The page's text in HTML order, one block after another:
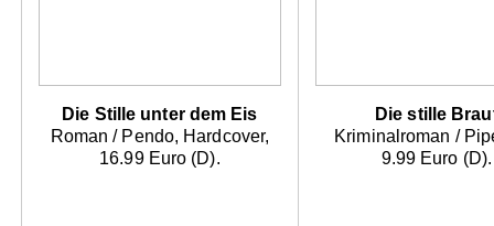
Die Stille unter dem Eis
Roman / Pendo, Hardcover,
16.99 Euro (D).
Die stille
Kriminalroman /
9.99 Euro (D).